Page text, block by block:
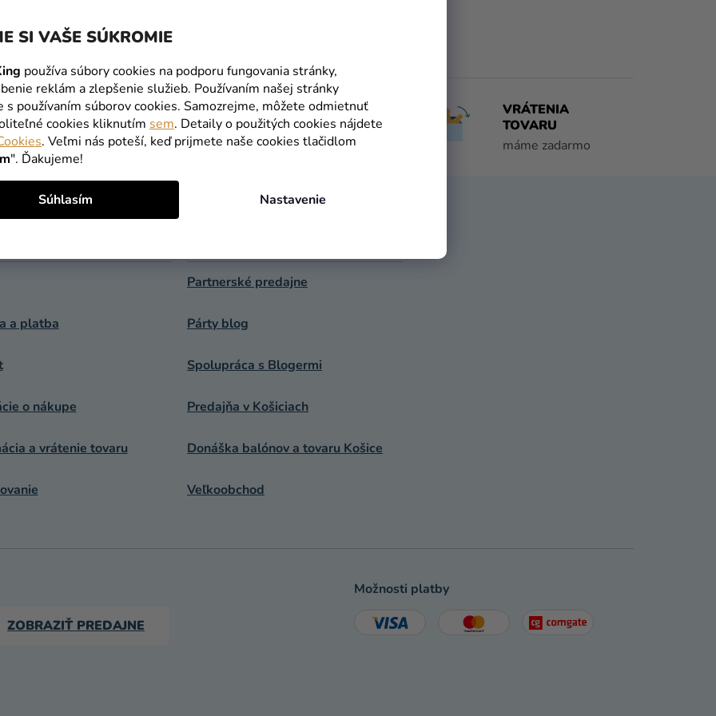
SI VAŠE SÚKROMIE
používa súbory cookies na podporu fungovania stránky,
reklám a zlepšenie služieb. Používaním našej stránky
s používaním súborov cookies. Samozrejme, môžete odmietnuť
cookies kliknutím sem. Detaily o použitých cookies nájdete
. Veľmi nás poteší, keď prijmete naše cookies tlačidlom
". Ďakujeme!
Nastavenie
Súhlasím
DOPRAVA
ZADARMO
už od 49 Eur
DORUČENIE DO 1
DŇA
po objednaní
VRÁTENIA
TOVARU
máme zadarmo
a platba
o nákupe
a vrátenie tovaru
Partnerské predajne
Párty blog
Spolupráca s Blogermi
Predajňa v Košiciach
Donáška balónov a tovaru Košice
Veľkoobchod
ZOBRAZIŤ PREDAJNE
Možnosti platby